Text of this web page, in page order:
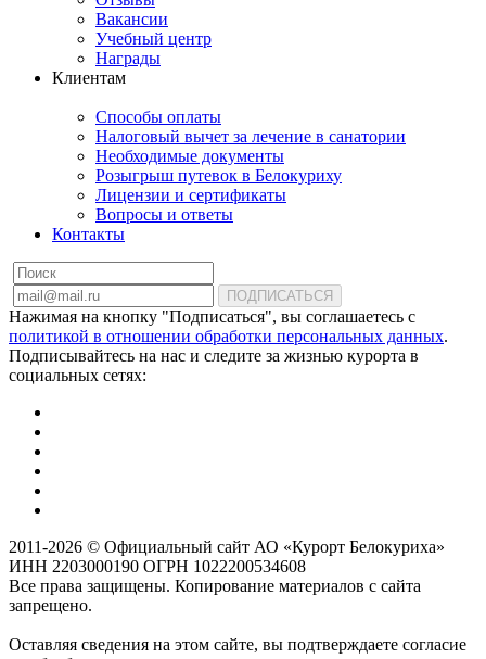
Вакансии
Учебный центр
Награды
Клиентам
Способы оплаты
Налоговый вычет за лечение в санатории
Необходимые документы
Розыгрыш путевок в Белокуриху
Лицензии и сертификаты
Вопросы и ответы
Контакты
ПОДПИСАТЬСЯ
Нажимая на кнопку "Подписаться", вы соглашаетесь с
политикой в отношении обработки персональных данных.
Подписывайтесь на нас и следите за жизнью курорта в
социальных сетях:
2011-2026 © Официальный сайт АО «Курорт Белокуриха»
ИНН 2203000190 ОГРН 1022200534608
Все права защищены. Копирование материалов с сайта
запрещено.
Оставляя сведения на этом сайте, вы подтверждаете согласие